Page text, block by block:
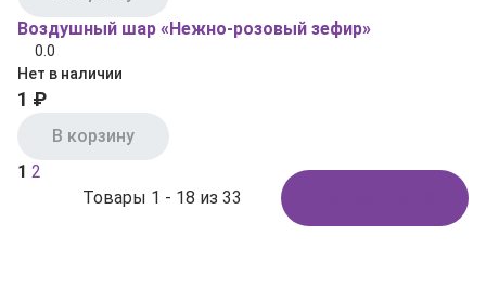
Воздушный шар «Нежно-розовый зефир»
0.0
Нет в наличии
1 ₽
В корзину
Товары 1 - 18 из 33
1 2